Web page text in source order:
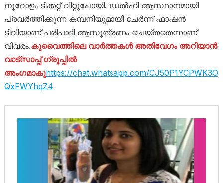
നൂറോളം ടിക്കറ്റ് വിറ്റുപോയി. ഡൽഹി ആസ്ഥാനമായി
പ്രവർത്തിക്കുന്ന കമ്പനിയുമായി ചേർന്ന് ഫാഷൻ
ടിവിയാണ് പരിപാടി ആസൂത്രണം ചെയ്തതെന്നാണ്
വിവരം.കുവൈത്തിലെ വാർത്തകൾ അതിവേഗം അറിയാൻ
വാട്സാപ്പ് ഗ്രൂപ്പിൽ
അംഗമാകൂhttps://chat.whatsapp.com/CJ50P1YCPWK3O
QxFWYhqZ4